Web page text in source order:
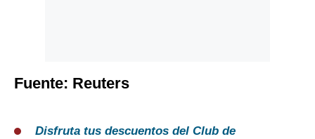
Fuente: Reuters
Disfruta tus descuentos del Club de